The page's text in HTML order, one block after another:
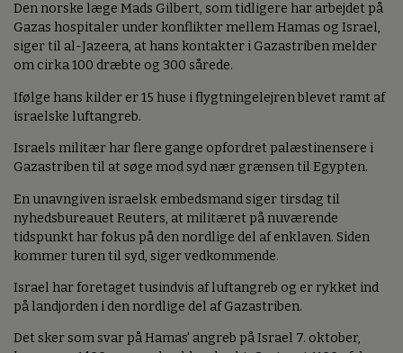
Den norske læge Mads Gilbert, som tidligere har arbejdet på
Gazas hospitaler under konflikter mellem Hamas og Israel,
siger til al-Jazeera, at hans kontakter i Gazastriben melder
om cirka 100 dræbte og 300 sårede.
Ifølge hans kilder er 15 huse i flygtningelejren blevet ramt af
israelske luftangreb.
Israels militær har flere gange opfordret palæstinensere i
Gazastriben til at søge mod syd nær grænsen til Egypten.
En unavngiven israelsk embedsmand siger tirsdag til
nyhedsbureauet Reuters, at militæret på nuværende
tidspunkt har fokus på den nordlige del af enklaven. Siden
kommer turen til syd, siger vedkommende.
Israel har foretaget tusindvis af luftangreb og er rykket ind
på landjorden i den nordlige del af Gazastriben.
Det sker som svar på Hamas' angreb på Israel 7. oktober,